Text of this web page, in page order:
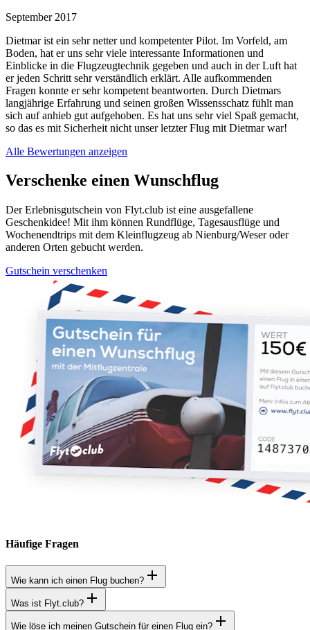
September 2017
Dietmar ist ein sehr netter und kompetenter Pilot. Im Vorfeld, am
Boden, hat er uns sehr viele interessante Informationen und
Einblicke in die Flugzeugtechnik gegeben und auch in der Luft hat
er jeden Schritt sehr verständlich erklärt. Alle aufkommenden
Fragen konnte er sehr kompetent beantworten. Durch Dietmars
langjährige Erfahrung und seinen großen Wissensschatz fühlt man
sich auf anhieb gut aufgehoben. Es hat uns sehr viel Spaß gemacht,
so das es mit Sicherheit nicht unser letzter Flug mit Dietmar war!
Alle Bewertungen anzeigen
Verschenke einen Wunschflug
Der Erlebnisgutschein von Flyt.club ist eine ausgefallene
Geschenkidee! Mit ihm können Rundflüge, Tagesausflüge und
Wochenendtrips mit dem Kleinflugzeug ab Nienburg/Weser oder
anderen Orten gebucht werden.
Gutschein verschenken
Häufige Fragen
Wie kann ich einen Flug buchen?
Was ist Flyt.club?
Wie löse ich meinen Gutschein für einen Flug ein?